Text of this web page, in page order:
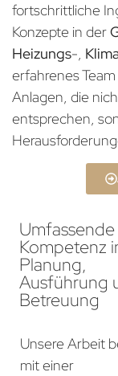
fortschrittliche
Konzepte in der
Heizungs-,
erfahrenes
Anlagen, die
entsprechen,
Umfassende
Kompetenz
Planung,
Ausführung
Betreuung
Unsere Arbeit
mit einer